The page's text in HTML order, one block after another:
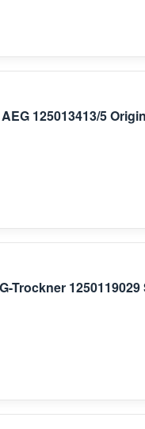
125013413/5
Trockner